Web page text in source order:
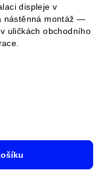
displeje v
nástěnná montáž —
uličkách obchodního